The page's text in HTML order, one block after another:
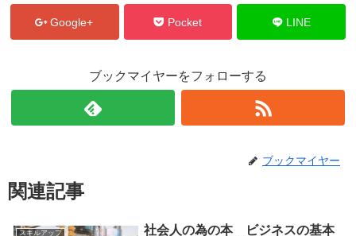
Google+ Pocket LINE
ブックマイヤーをフォローする
ブックマイヤー
関連記事
スキルアップ
社会人の為の本 ビジネスの基本